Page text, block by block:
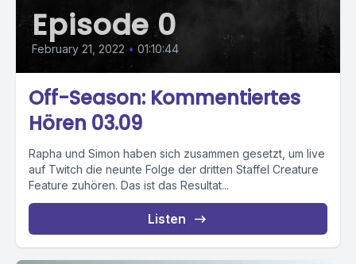
Episode 0
February 21, 2022 • 01:10:44
Off-Season: Kommentiertes
Hören 03.09
Rapha und Simon haben sich zusammen gesetzt, um live
auf Twitch die neunte Folge der dritten Staffel Creature
Feature zuhören. Das ist das Resultat...
Listen